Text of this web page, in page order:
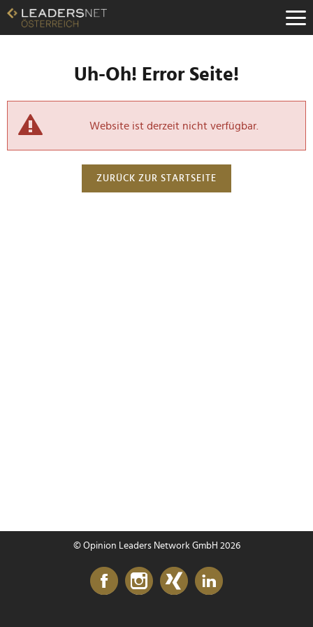
Uh-Oh! Error Seite!
Website ist derzeit nicht verfügbar.
ZURÜCK ZUR STARTSEITE
© Opinion Leaders Network GmbH 2026